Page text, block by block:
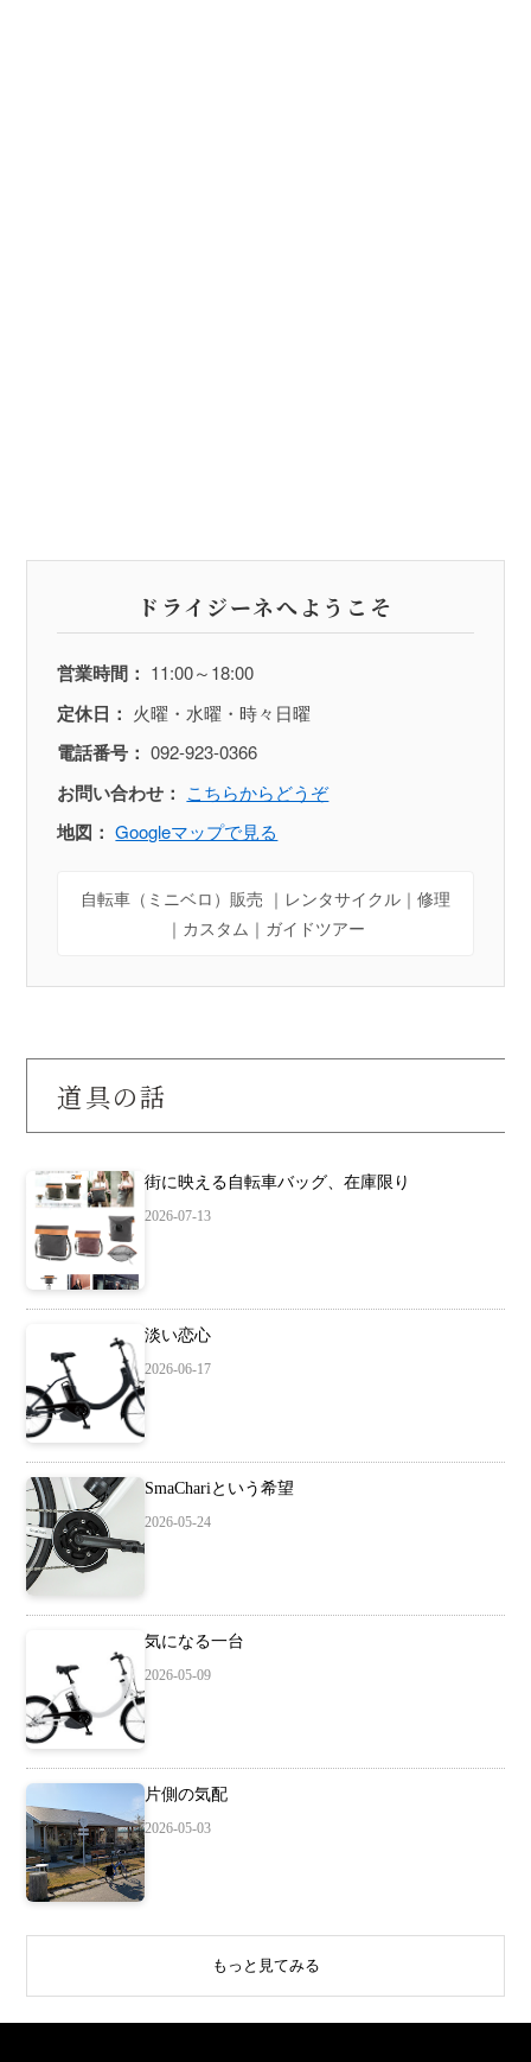
ドライジーネへようこそ
営業時間： 11:00～18:00
定休日： 火曜・水曜・時々日曜
電話番号： 092-923-0366
お問い合わせ： こちらからどうぞ
地図： Googleマップで見る
自転車（ミニベロ）販売 ｜レンタサイクル｜修理
｜カスタム｜ガイドツアー
道具の話
街に映える自転車バッグ、在庫限り
2026-07-13
淡い恋心
2026-06-17
SmaChariという希望
2026-05-24
気になる一台
2026-05-09
片側の気配
2026-05-03
もっと見てみる